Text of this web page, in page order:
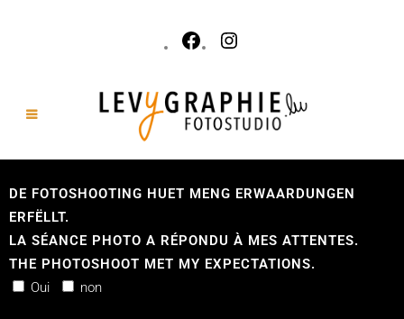
DE FOTOSHOOTING HUET MENG ERWAARDUNGEN
ERFËLLT.
LA SÉANCE PHOTO A RÉPONDU À MES ATTENTES.
THE PHOTOSHOOT MET MY EXPECTATIONS.
Oui
non